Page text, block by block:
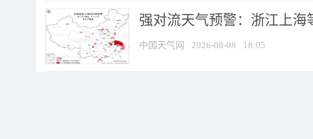
强对流天气预警：浙江上海
中国天气网 2026-08-08 18:05